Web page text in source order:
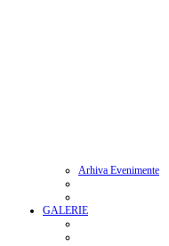
Arhiva Evenimente
GALERIE